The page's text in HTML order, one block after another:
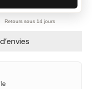
Retours sous 14 jours